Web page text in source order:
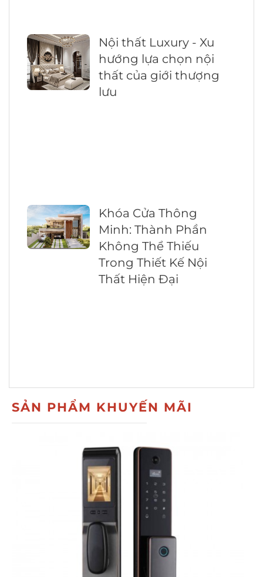
Nội thất Luxury - Xu
hướng lựa chọn nội
thất của giới thượng
lưu
Khóa Cửa Thông
Minh: Thành Phần
Không Thể Thiếu
Trong Thiết Kế Nội
Thất Hiện Đại
SẢN PHẨM KHUYẾN MÃI